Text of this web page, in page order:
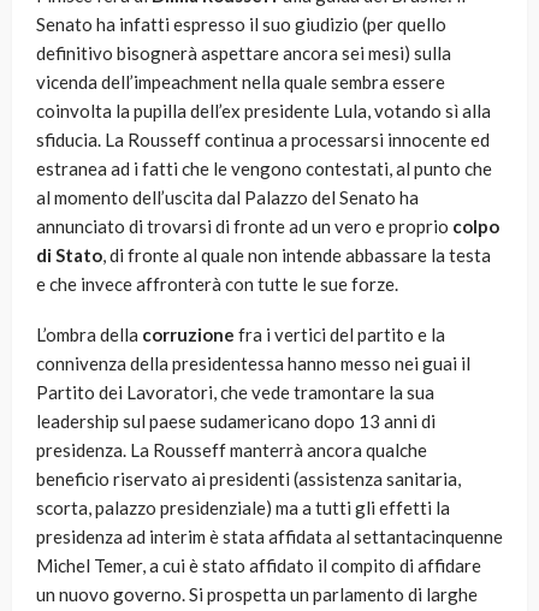
Senato ha infatti espresso il suo giudizio (per quello
definitivo bisognerà aspettare ancora sei mesi) sulla
vicenda dell’impeachment nella quale sembra essere
coinvolta la pupilla dell’ex presidente Lula, votando sì alla
sfiducia. La Rousseff continua a processarsi innocente ed
estranea ad i fatti che le vengono contestati, al punto che
al momento dell’uscita dal Palazzo del Senato ha
annunciato di trovarsi di fronte ad un vero e proprio colpo
di Stato, di fronte al quale non intende abbassare la testa
e che invece affronterà con tutte le sue forze.
L’ombra della corruzione fra i vertici del partito e la
connivenza della presidentessa hanno messo nei guai il
Partito dei Lavoratori, che vede tramontare la sua
leadership sul paese sudamericano dopo 13 anni di
presidenza. La Rousseff manterrà ancora qualche
beneficio riservato ai presidenti (assistenza sanitaria,
scorta, palazzo presidenziale) ma a tutti gli effetti la
presidenza ad interim è stata affidata al settantacinquenne
Michel Temer, a cui è stato affidato il compito di affidare
un nuovo governo. Si prospetta un parlamento di larghe